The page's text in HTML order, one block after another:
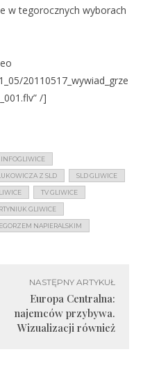
w tegorocznych wyborach
20110517_wywiad_grze
/]
INFOGLIWICE
Z SLD SLD GLIWICE
TV GLIWICE
GLIWICE
NAPIERALSKIM
NASTĘPNY ARTYKUŁ
Europa Centralna:
najemców przybywa.
Wizualizacji również